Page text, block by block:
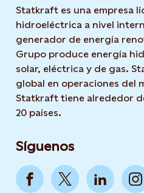
Statkraft es una empresa
hidroeléctrica a nivel
generador de energía
Grupo produce energía
solar, eléctrica y de gas.
global en operaciones del
Statkraft tiene alrededor
20 países.
Síguenos